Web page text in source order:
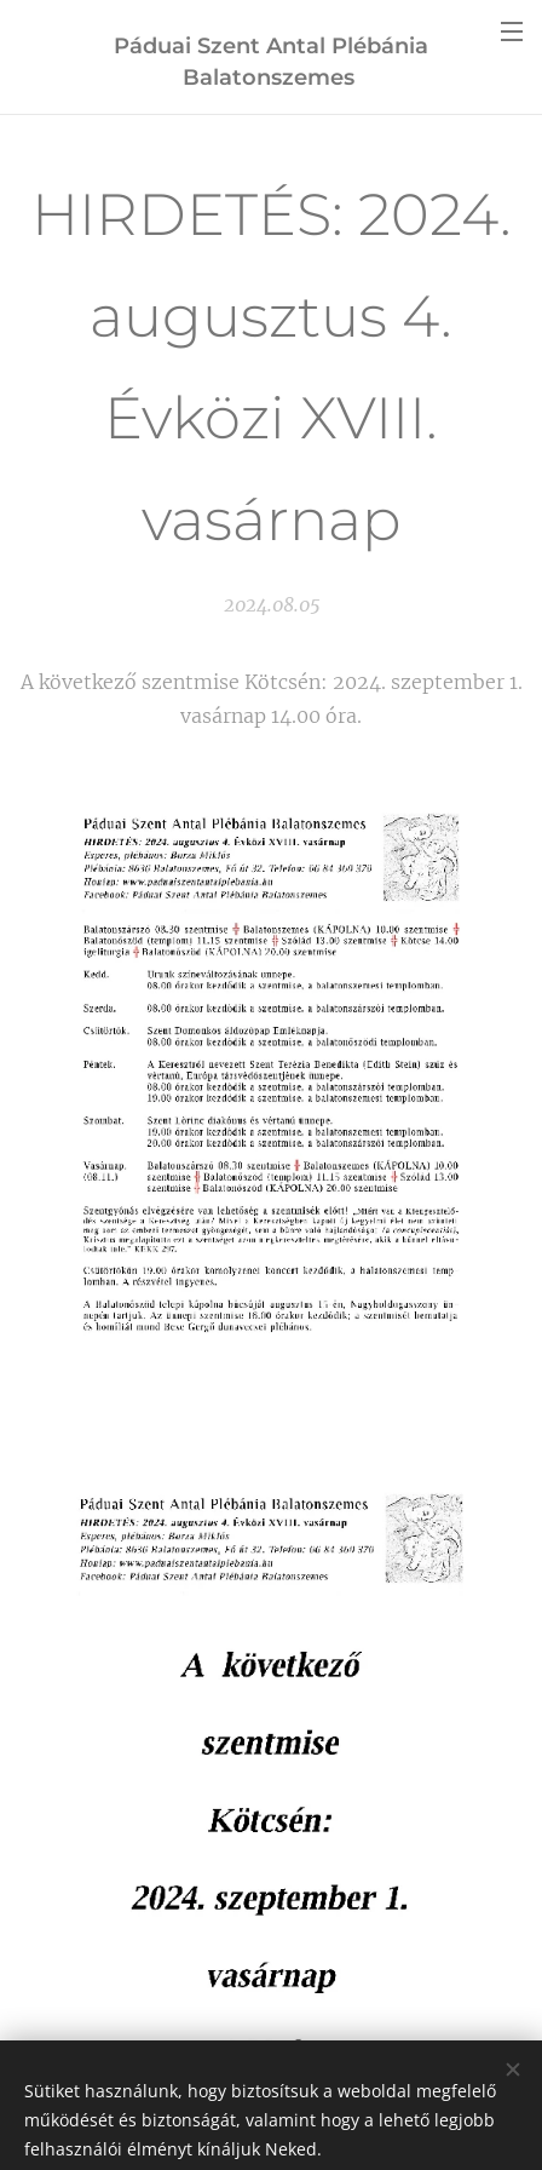
Páduai Szent Antal Plébánia
Balatonszemes
HIRDETÉS: 2024.
augusztus 4.
Évközi XVIII.
vasárnap
2024.08.05
A következő szentmise Kötcsén: 2024. szeptember 1.
vasárnap 14.00 óra.
Sütiket használunk, hogy biztosítsuk a weboldal megfelelő
működését és biztonságát, valamint hogy a lehető legjobb
felhasználói élményt kínáljuk Neked.